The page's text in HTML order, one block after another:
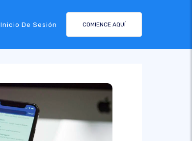
Inicio De Sesión COMIENCE AQUÍ